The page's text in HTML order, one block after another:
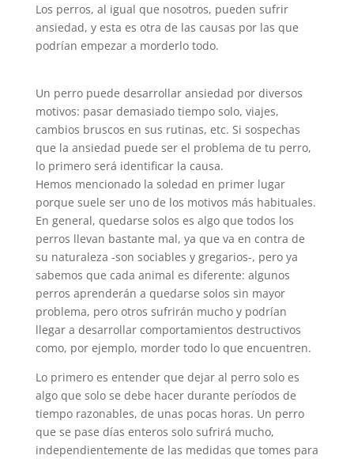
Los perros, al igual que nosotros, pueden sufrir
ansiedad, y esta es otra de las causas por las que
podrían empezar a morderlo todo.
Un perro puede desarrollar ansiedad por diversos
motivos: pasar demasiado tiempo solo, viajes,
cambios bruscos en sus rutinas, etc. Si sospechas
que la ansiedad puede ser el problema de tu perro,
lo primero será identificar la causa.
Hemos mencionado la soledad en primer lugar
porque suele ser uno de los motivos más habituales.
En general, quedarse solos es algo que todos los
perros llevan bastante mal, ya que va en contra de
su naturaleza -son sociables y gregarios-, pero ya
sabemos que cada animal es diferente: algunos
perros aprenderán a quedarse solos sin mayor
problema, pero otros sufrirán mucho y podrían
llegar a desarrollar comportamientos destructivos
como, por ejemplo, morder todo lo que encuentren.
Lo primero es entender que dejar al perro solo es
algo que solo se debe hacer durante períodos de
tiempo razonables, de unas pocas horas. Un perro
que se pase días enteros solo sufrirá mucho,
independientemente de las medidas que tomes para